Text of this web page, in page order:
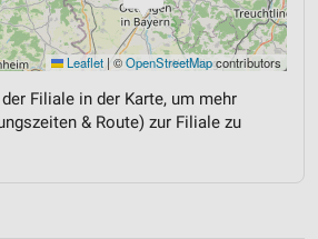
Leaflet | ©OpenStreetMapcontributors
Filiale in der Karte, um mehr
& Route) zur Filiale zu